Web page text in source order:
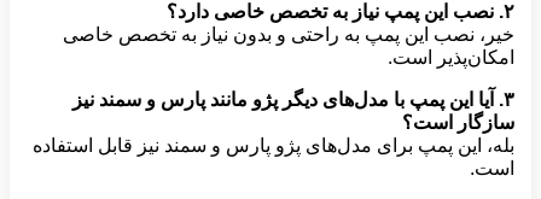
۲. نصب این پمپ نیاز به تخصص خاصی دارد؟
خیر، نصب این پمپ به راحتی و بدون نیاز به تخصص خاصی
امکان‌پذیر است.
۳. آیا این پمپ با مدل‌های دیگر پژو مانند پارس و سمند نیز
سازگار است؟
بله، این پمپ برای مدل‌های پژو پارس و سمند نیز قابل استفاده
است.